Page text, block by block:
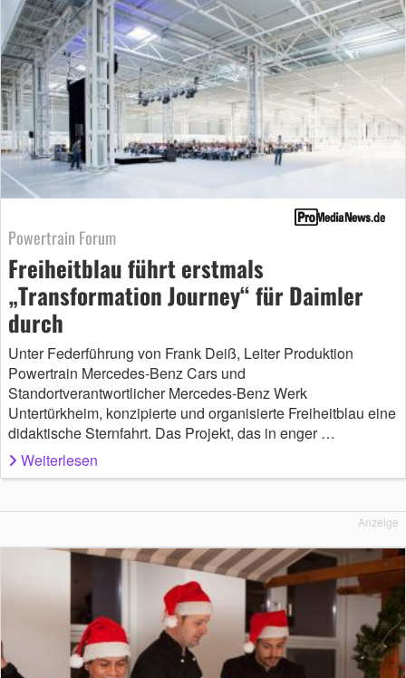
Powertrain Forum
Freiheitblau führt erstmals
„Transformation Journey“ für Daimler
durch
Unter Federführung von Frank Deiß, Leiter Produktion
Powertrain Mercedes-Benz Cars und
Standortverantwortlicher Mercedes-Benz Werk
Untertürkheim, konzipierte und organisierte Freiheitblau eine
didaktische Sternfahrt. Das Projekt, das in enger …
Weiterlesen
Anzeige